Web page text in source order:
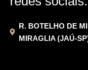
R. BOTELHO DE
MIRAGLIA (JAÚ-